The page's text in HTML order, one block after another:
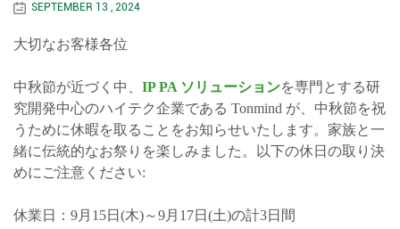
SEPTEMBER 13 , 2024
大切なお客様各位
中秋節が近づく中、 IP PA ソリューションを専門とする研
究開発中心のハイテク企業である Tonmind が、中秋節を祝
うために休暇を取ることをお知らせいたします。家族と一
緒に伝統的なお祭りを楽しみました。以下の休日の取り決
めにご注意ください:
休業日：9月15日(木)～9月17日(土)の計3日間